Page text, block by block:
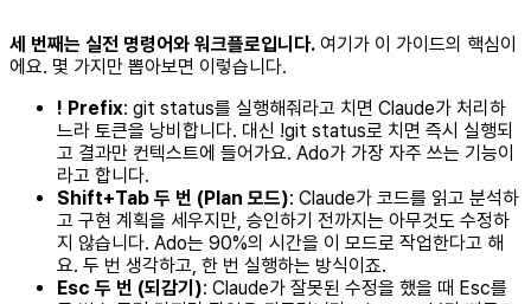
세 번째는 실전 명령어와 워크플로입니다. 여기가 이 가이드의 핵심이
에요. 몇 가지만 뽑아보면 이렇습니다.
! Prefix: git status를 실행해줘라고 치면 Claude가 처리하
느라 토큰을 낭비합니다. 대신 !git status로 치면 즉시 실행되
고 결과만 컨텍스트에 들어가요. Ado가 가장 자주 쓰는 기능이
라고 합니다.
Shift+Tab 두 번 (Plan 모드): Claude가 코드를 읽고 분석하
고 구현 계획을 세우지만, 승인하기 전까지는 아무것도 수정하
지 않습니다. Ado는 90%의 시간을 이 모드로 작업한다고 해
요. 두 번 생각하고, 한 번 실행하는 방식이죠.
Esc 두 번 (되감기): Claude가 잘못된 수정을 했을 때 Esc를